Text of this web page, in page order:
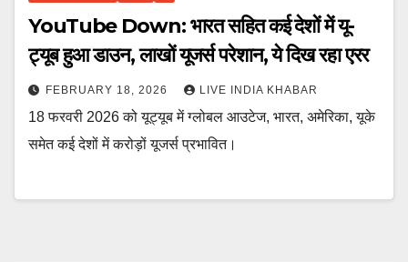
YouTube Down: भारत सहित कई देशों में यू-
ट्यूब हुआ डाउन, लाखों यूजर्स परेशान, ये दिख रहा एरर
FEBRUARY 18, 2026 LIVE INDIA KHABAR
18 फरवरी 2026 को यूट्यूब में ग्लोबल आउटेज, भारत, अमेरिका, यूके
समेत कई देशों में करोड़ों यूजर्स प्रभावित।